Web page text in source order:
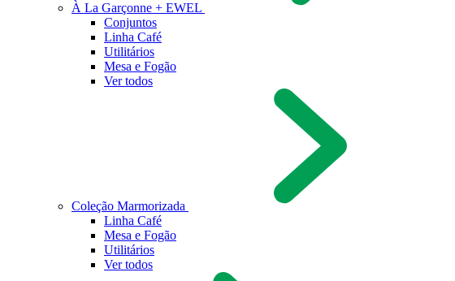
À La Garçonne + EWEL
Conjuntos
Linha Café
Utilitários
Mesa e Fogão
Ver todos
Coleção Marmorizada
Linha Café
Mesa e Fogão
Utilitários
Ver todos